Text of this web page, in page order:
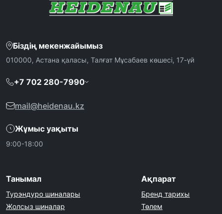
Біздің мекенжайымыз
010000, Астана қаласы, Талғат Мұсабаев көшесі, 17-үй
+7 702 280-7990
mail@heidenau.kz
Жұмыс уақыты
9:00-18:00
Танымал
Турэндуро шиналары
Жолсыз шиналар
Ақпарат
Бренд тарихы
Төлем